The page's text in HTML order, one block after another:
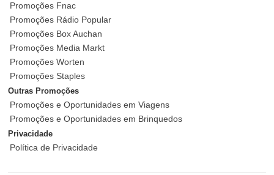
Promoções Fnac
Promoções Rádio Popular
Promoções Box Auchan
Promoções Media Markt
Promoções Worten
Promoções Staples
Outras Promoções
Promoções e Oportunidades em Viagens
Promoções e Oportunidades em Brinquedos
Privacidade
Política de Privacidade